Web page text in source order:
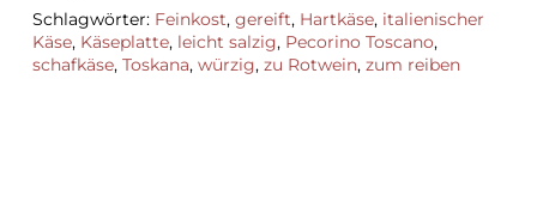
Schlagwörter: Feinkost, gereift, Hartkäse, italienischer
Käse, Käseplatte, leicht salzig, Pecorino Toscano,
schafkäse, Toskana, würzig, zu Rotwein, zum reiben